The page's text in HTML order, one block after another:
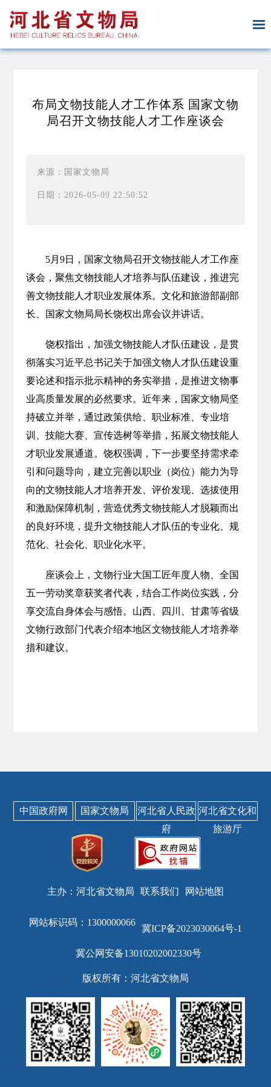
布局文物技能人才工作体系 国家文物
局召开文物技能人才工作座谈会
来源：国家文物局
日期：2026-05-09 22:50:52
5月9日，国家文物局召开文物技能人才工作座
谈会，聚焦文物技能人才培养与队伍建设，推进完
善文物技能人才职业发展体系。文化和旅游部副部
长、国家文物局局长饶权出席会议并讲话。
饶权指出，加强文物技能人才队伍建设，是贯
彻落实习近平总书记关于加强文物人才队伍建设重
要论述和指示批示精神的务实举措，是推进文物事
业高质量发展的必然要求。近年来，国家文物局坚
持破立并举，通过政策供给、职业标准、专业培
训、技能大赛、宣传选树等举措，拓展文物技能人
才职业发展通道。饶权强调，下一步要坚持需求牵
引和问题导向，建立完善以职业（岗位）能力为导
向的文物技能人才培养开发、评价发现、选拔使用
和激励保障机制，营造优秀文物技能人才脱颖而出
的良好环境，提升文物技能人才队伍的专业化、规
范化、社会化、职业化水平。
座谈会上，文物行业大国工匠年度人物、全国
五一劳动奖章获奖者代表，结合工作岗位实践，分
享交流自身体会与感悟。山西、四川、甘肃等省级
文物行政部门代表介绍本地区文物技能人才培养举
措和建议。
中国政府网 国家文物局
河北省人民政
府
河北省文化和
旅游厅
主办：河北省文物局 联系我们 网站地图
网站标识码：1300000066
冀ICP备2023030064号-1
冀公网安备13010202002330号
版权所有：河北省文物局